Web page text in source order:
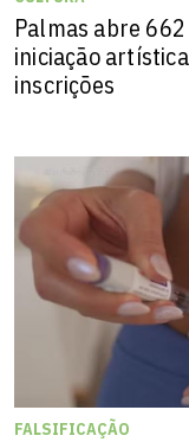
Palmas abre
iniciação
inscrições
FALSIFICAÇÃO